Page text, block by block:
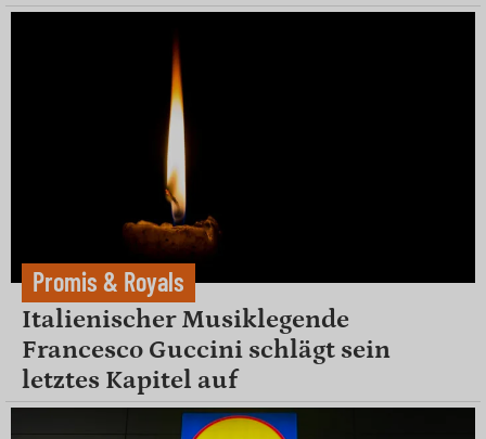
Promis & Royals
Italienischer Musiklegende
Francesco Guccini schlägt sein
letztes Kapitel auf